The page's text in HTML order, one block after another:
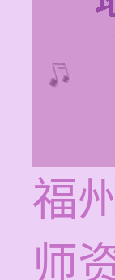
福
师